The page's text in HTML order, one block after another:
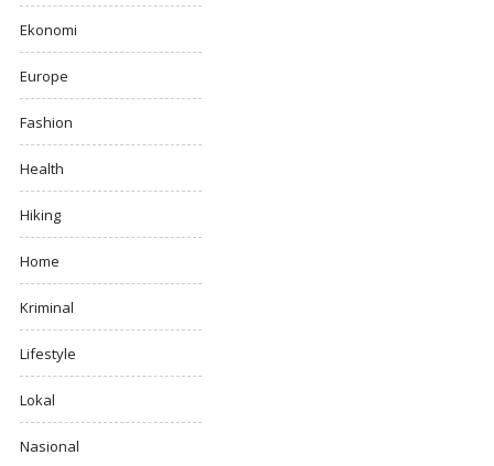
Ekonomi
Europe
Fashion
Health
Hiking
Home
Kriminal
Lifestyle
Lokal
Nasional